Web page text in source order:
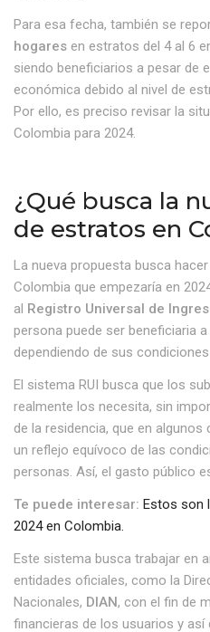
Para esa fecha, también se
hogares en estratos del 4 al 6
siendo beneficiarios a pesar de
económica debido al nivel de
Por ello, es preciso revisar la
Colombia para 2024.
¿Qué busca la
de estratos en
La nueva propuesta busca
Colombia que empezaría en
al Registro Universal de
persona puede ser beneficiaria
dependiendo de sus
El sistema RUI busca que los
realmente los necesita, sin
de la residencia, que en
un reflejo equívoco de las
personas. Así, el gasto público
Te puede interesar: Estos son
2024 en Colombia.
Este sistema busca trabajar en
entidades oficiales, como la
Nacionales, DIAN, con el fin de
financieras de los usuarios y